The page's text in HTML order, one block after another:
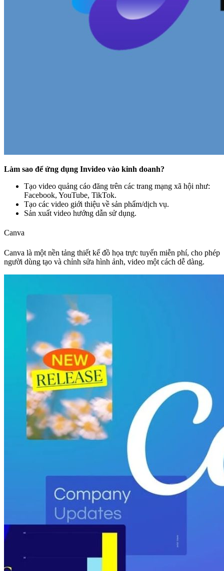
Làm sao để ứng dụng Invideo vào kinh doanh?
Tạo video quảng cáo đăng trên các trang mạng xã hội như:
Facebook, YouTube, TikTok.
Tạo các video giới thiệu về sản phẩm/dịch vụ.
Sản xuất video hướng dẫn sử dụng.
Canva
Canva là một nền tảng thiết kế đồ họa trực tuyến miễn phí, cho phép
người dùng tạo và chỉnh sửa hình ảnh, video một cách dễ dàng.